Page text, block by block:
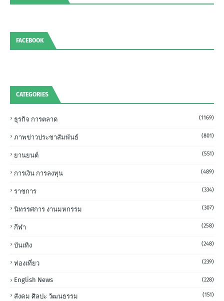
FACEBOOK
CATEGORIES
ธุรกิจ การตลาด (1169)
ภาพข่าวประชาสัมพันธ์ (801)
ยานยนต์ (551)
การเงิน การลงทุน (489)
ราชการ (334)
นิทรรศการ งานมหกรรม (307)
กีฬา (258)
บันเทิง (248)
ท่องเที่ยว (239)
English News (228)
สังคม ศิลปะ วัฒนธรรม (151)